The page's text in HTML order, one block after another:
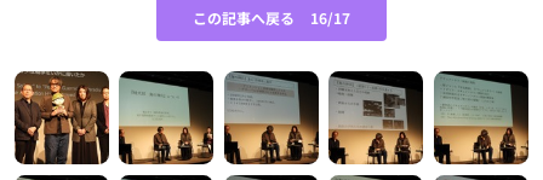
この記事へ戻る 16/17